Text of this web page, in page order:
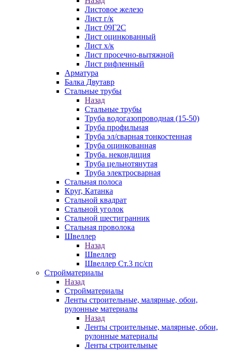
Листовое железо
Лист г/к
Лист 09Г2С
Лист оцинкованный
Лист х/к
Лист просечно-вытяжной
Лист рифленный
Арматура
Балка Двутавр
Стальные трубы
Назад
Стальные трубы
Труба водогазопроводная (15-50)
Труба профильная
Труба эл/сварная тонкостенная
Труба оцинкованная
Труба. некондиция
Труба цельнотянутая
Труба электросварная
Стальная полоса
Круг, Катанка
Стальной квадрат
Стальной уголок
Стальной шестигранник
Стальная проволока
Швеллер
Назад
Швеллер
Швеллер Ст.3 пс/сп
Стройматериалы
Назад
Стройматериалы
Ленты строительные, малярные, обои,
рулонные материалы
Назад
Ленты строительные, малярные, обои,
рулонные материалы
Ленты строительные